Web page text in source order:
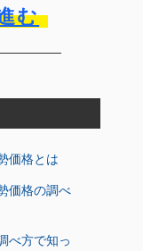
む
価格とは
価格の調べ
べ方で知っ